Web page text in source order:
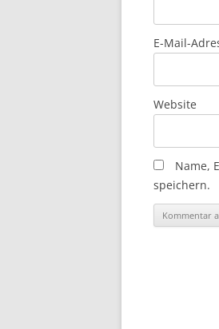
E-Mail-
Website
Name,
speichern.